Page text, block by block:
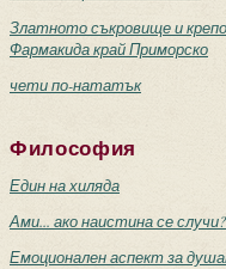
Златното съкровище и
Фармакида край Приморско
чети по-нататък
Философия
Един на хиляда
Ами... ако наистина се случи?
Емоционален аспект за